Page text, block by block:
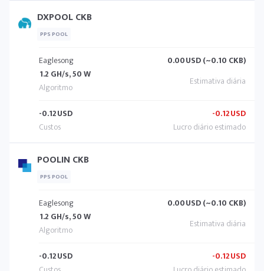
DXPOOL CKB
PPS POOL
Eaglesong
1.2 GH/s, 50 W
0.00USD (~0.10 CKB)
-0.12USD -0.12USD
POOLIN CKB
PPS POOL
Eaglesong
1.2 GH/s, 50 W
0.00USD (~0.10 CKB)
-0.12USD -0.12USD